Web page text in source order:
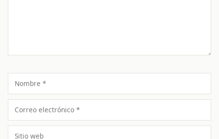
Nombre
Correo
electrónico
Sitio